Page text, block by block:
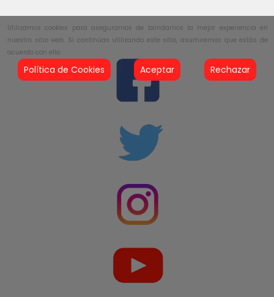
Utilizamos cookies para asegurarnos de brindarnos la mejor experiencia en
nuestro sitio web. Si continúas utilizando este sitio, asumiremos que estás de
acuerdo con ello.
Política de Cookies Aceptar Rechazar